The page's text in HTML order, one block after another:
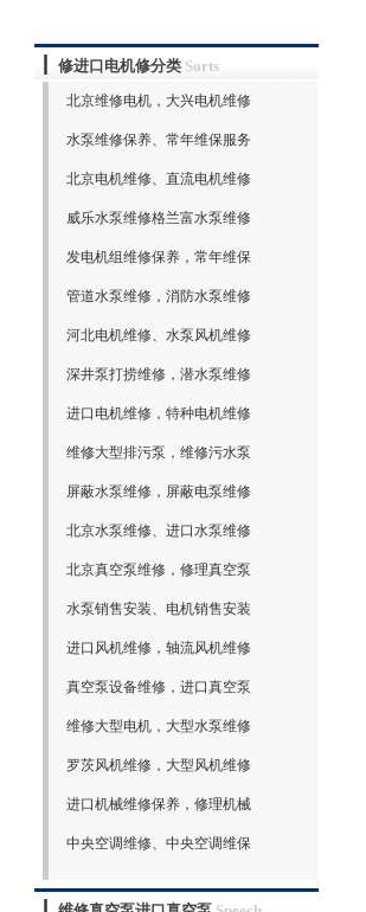
修进口电机修分类 Sorts
北京维修电机，大兴电机维修
水泵维修保养、常年维保服务
北京电机维修、直流电机维修
威乐水泵维修格兰富水泵维修
发电机组维修保养，常年维保
管道水泵维修，消防水泵维修
河北电机维修、水泵风机维修
深井泵打捞维修，潜水泵维修
进口电机维修，特种电机维修
维修大型排污泵，维修污水泵
屏蔽水泵维修，屏蔽电泵维修
北京水泵维修、进口水泵维修
北京真空泵维修，修理真空泵
水泵销售安装、电机销售安装
进口风机维修，轴流风机维修
真空泵设备维修，进口真空泵
维修大型电机，大型水泵维修
罗茨风机维修，大型风机维修
进口机械维修保养，修理机械
中央空调维修、中央空调维保
欢迎光临北京鑫山伟业机电技术有限公